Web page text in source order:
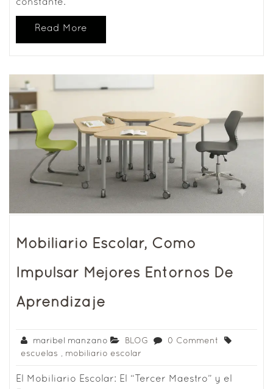
constante.
Read More
Mobiliario Escolar, Como
Impulsar Mejores Entornos De
Aprendizaje
maribel manzano BLOG
0 Comment
escuelas , mobiliario escolar
El Mobiliario Escolar: El “Tercer Maestro” y el